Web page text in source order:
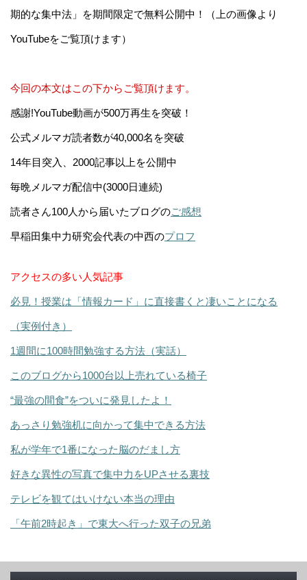
期的な集中法」を期間限定で無料公開中！（上の画像より
YouTubeをご覧頂けます）
今回の本文はこの下からご覧頂けます。
感謝!YouTube動画が500万再生を突破！
公式メルマガ読者数が40,000名を突破
14年目突入、2000記事以上を公開中
毎晩メルマガ配信中(3000日連続)
読者さん100人から届いたブログのご感想
早稲田集中力研究会代表の中西のプロフ
アクセスの多い人気記事
必見！授業は「情報カード」に直接書くと凄いことになる
（実例付き）
1週間に100時間勉強する方法（実話）
このブログから1000台以上売れている椅子
“最強の間食”をついに発見したよ！
あっさり勉強机に向かって集中できる方法
私が学年で1番になった脳のだまし方
好きな異性の写真で集中力をUPさせる裏技
テレビを観てはいけない本当の理由
「午前2時起き」で東大へ行った双子の兄弟